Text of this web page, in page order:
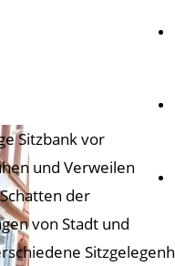
Sitzbank vor
und Verweilen
der
von Stadt und